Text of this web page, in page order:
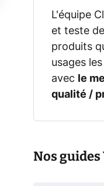
L'équipe
et teste
produits
usages
avec
le
qualité /
Nos guides